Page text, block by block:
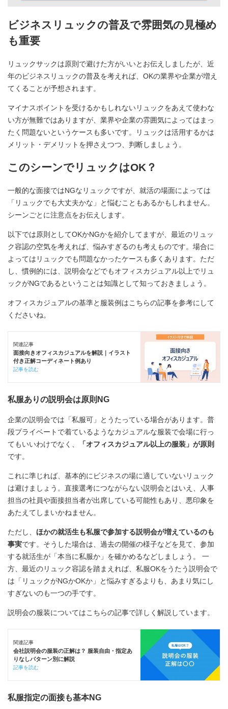
ビジネスリュックの普及で雰囲気の見極め
も重要
リュックサックは原則で避けた方がいいとお伝えしましたが、近
年のビジネスリュックの普及を考えれば、OKの業界や企業が増え
てくることが予想されます。
マイナスポイントを受けるかもしれないリュックをあえて使わな
い方が無難ではありますが、業界や企業の雰囲気によってはまっ
たく問題ないというケースも多いです。リュックは活用するかは
メリット・デメリットを押さえつつ、判断しましょう。
このシーンでリュックはOK？
一般的な面接ではNGなリュックですが、就活の場面によっては
「リュックでも大丈夫かな」と悩むこともあるかもしれません。
シーンごとに注意点をお伝えします。
以下では原則としてOKかNGかを紹介してますが、最近のリュッ
ク容認の空気を考えれば、悩みすぎるのも考えものです。場合に
よってはリュックでも問題なかったケースも多くあります。ただ
し、慣例的には、説明会などでもオフィスカジュアル以上でリュ
ックがNGであるということは知識として知っておきましょう。 ️
オフィスカジュアルの基準と服装例はこちらの記事を参考にして
くださいね。
関連記事
面接向きオフィスカジュアルを解説｜イラスト
付き正解コーディネート例あり
記事を読む
私服ありの説明会は原則NG
企業の説明会では「私服可」とうたっている場合があります。普
段プライベートで着ているようなカジュアルな服装で会場に行っ
てもいいわけでなく、
「オフィスカジュアル以上の服装」が原則
です。
これに準じれば、基本的にビジネスの場に適していないリュック
は避けましょう。直接選考につながらない説明会とはいえ、人事
担当の社員や面接担当者が出席している可能性もあり、悪印象を
あたえてしまいかねません。
ただし、 ほかの就活生も私服で参加する説明会が増えているのも
事実です。そうした場合は、過去の開催の様子などを見て、参加
する就活生が「本当に私服か」を確かめるなどしましょう。 一
方、最近のリュック容認を踏まえれば、私服OKをうたう説明会で
は「リュックがNGかOKか」と悩みすぎるよりも、あまり気にし
すぎないのも一つの手です。️
説明会の服装についてはこちらの記事で詳しく解説しています。
関連記事
会社説明会の服装の正解は？ 服装自由・指定あ
りなしパターン別に解説
記事を読む
私服指定の面接も基本NG